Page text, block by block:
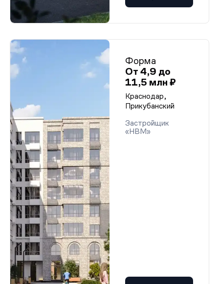
Форма
От 4,9 до
11,5 млн ₽
Краснодар,
Прикубанский
Застройщик
«НВМ»